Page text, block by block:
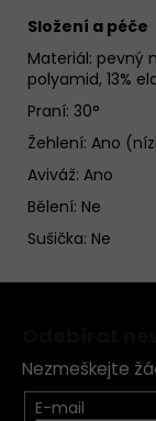
Složení a péče
Materiál: pevný
polyamid, 13%
Praní: 30°
Žehlení: Ano
Aviváž: Ano
Bělení: Ne
Sušička: Ne
Nezmeškejte
E-mail